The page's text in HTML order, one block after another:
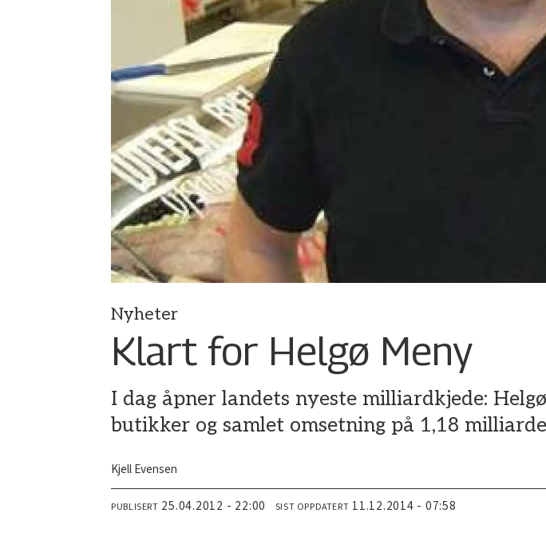
Nyheter
Klart for Helgø Meny
I dag åpner landets nyeste milliardkjede:
butikker og samlet omsetning på 1,18
Kjell Evensen
PUBLISERT 25.04.2012 - 22:00 SIST OPPDATERT 11.12.2014 - 07:58